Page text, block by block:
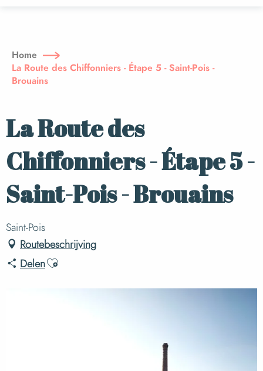
principal
Home
La Route des Chiffonniers - Étape 5 - Saint-Pois -
Brouains
La Route des
Chiffonniers - Étape 5 -
Saint-Pois - Brouains
Saint-Pois
Routebeschrijving
DelenAjouter aux favoris